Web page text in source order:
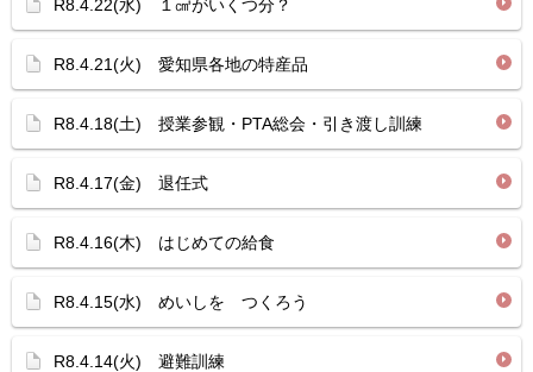
R8.4.22(水) １㎤がいくつ分？
R8.4.21(火) 愛知県各地の特産品
R8.4.18(土) 授業参観・PTA総会・引き渡し訓練
R8.4.17(金) 退任式
R8.4.16(木) はじめての給食
R8.4.15(水) めいしを つくろう
R8.4.14(火) 避難訓練